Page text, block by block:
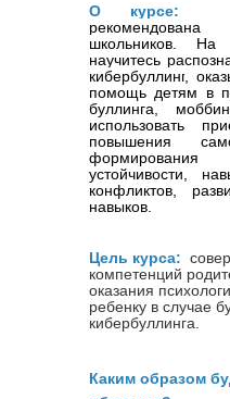
О курсе:
школьников . На
научитесь
кибербуллинг
помощь детям в
буллинга ,
использовать
повышения
устойчивости,
конфликтов,
навыков.
Цель курса:
компетенций
оказания
ребенку в случае
кибербуллинга.
Каким образом